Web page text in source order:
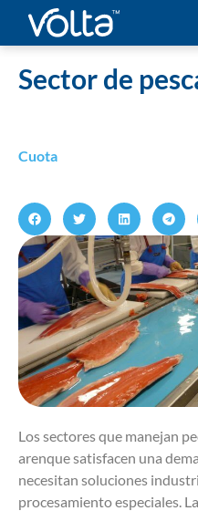
Home»Sector de pescados grandes
Sector de
Cuota
Los sectores que manejan
arenque satisfacen una
necesitan soluciones
procesamiento especiales.